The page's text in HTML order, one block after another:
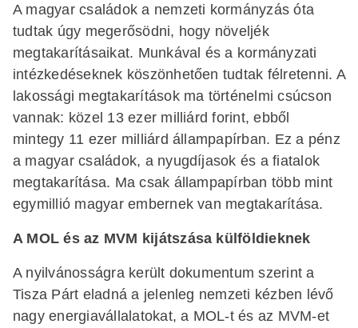
A magyar családok a nemzeti kormányzás óta
tudtak úgy megerősödni, hogy növeljék
megtakarításaikat. Munkával és a kormányzati
intézkedéseknek köszönhetően tudtak félretenni. A
lakossági megtakarítások ma történelmi csúcson
vannak: közel 13 ezer milliárd forint, ebből
mintegy 11 ezer milliárd állampapírban. Ez a pénz
a magyar családok, a nyugdíjasok és a fiatalok
megtakarítása. Ma csak állampapírban több mint
egymillió magyar embernek van megtakarítása.
A MOL és az MVM kijátszása külföldieknek
A nyilvánosságra került dokumentum szerint a
Tisza Párt eladná a jelenleg nemzeti kézben lévő
nagy energiavállalatokat, a MOL-t és az MVM-et